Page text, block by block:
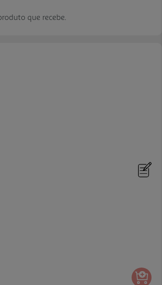
que recebe.